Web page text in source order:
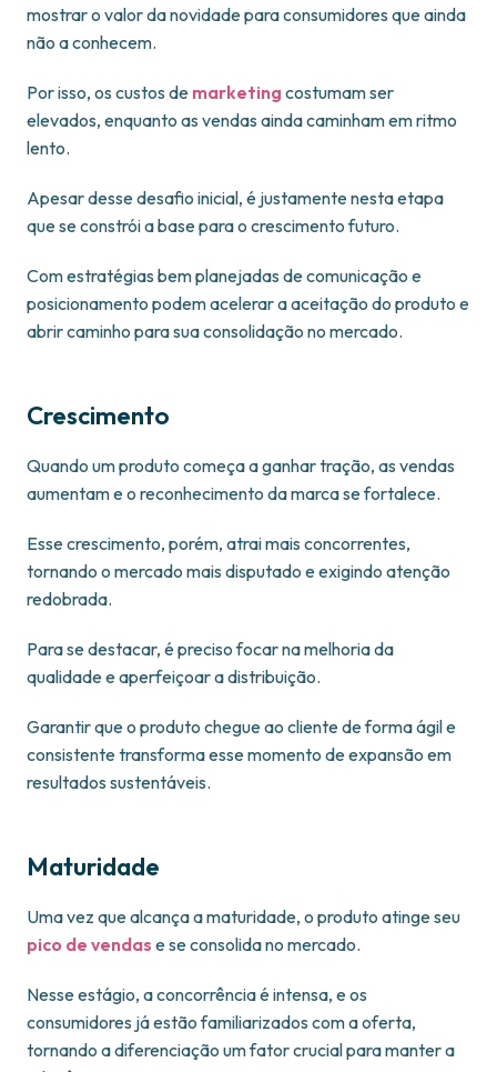
mostrar o valor da novidade para consumidores que ainda
não a conhecem.
Por isso, os custos de marketing costumam ser
elevados, enquanto as vendas ainda caminham em ritmo
lento.
Apesar desse desafio inicial, é justamente nesta etapa
que se constrói a base para o crescimento futuro.
Com estratégias bem planejadas de comunicação e
posicionamento podem acelerar a aceitação do produto e
abrir caminho para sua consolidação no mercado.
Crescimento
Quando um produto começa a ganhar tração, as vendas
aumentam e o reconhecimento da marca se fortalece.
Esse crescimento, porém, atrai mais concorrentes,
tornando o mercado mais disputado e exigindo atenção
redobrada.
Para se destacar, é preciso focar na melhoria da
qualidade e aperfeiçoar a distribuição.
Garantir que o produto chegue ao cliente de forma ágil e
consistente transforma esse momento de expansão em
resultados sustentáveis.
Maturidade
Uma vez que alcança a maturidade, o produto atinge seu
pico de vendas e se consolida no mercado.
Nesse estágio, a concorrência é intensa, e os
consumidores já estão familiarizados com a oferta,
tornando a diferenciação um fator crucial para manter a